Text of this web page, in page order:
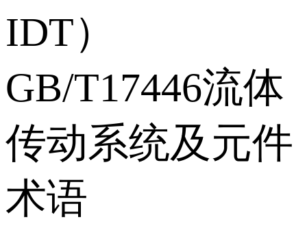
IDT）
GB/T17446流体
传动系统及元件
术语